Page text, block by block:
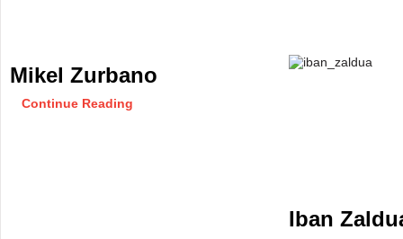
Mikel Zurbano
Continue Reading
Iban